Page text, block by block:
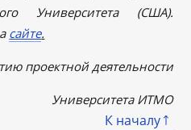
Университета (США).
сайте.
проектной деятельности
Университета ИТМО
К началу